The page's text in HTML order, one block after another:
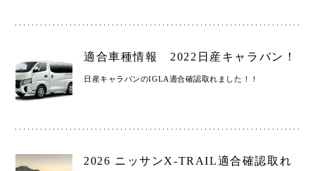
適合車種情報 2022日産キャラバン！
日産キャラバンのIGLA適合確認取れました！！
2026 ニッサンX-TRAIL適合確認取れ